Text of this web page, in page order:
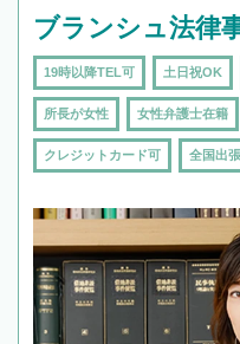
ブランシュ法律
19時以降TEL可 土日祝OK
所長が女性 女性弁護士在籍
クレジットカード可 全国出